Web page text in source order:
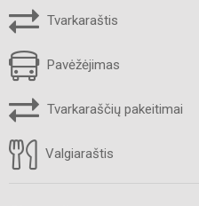
Tvarkaraštis
Pavėžėjimas
Tvarkaraščių pakeitimai
Valgiaraštis